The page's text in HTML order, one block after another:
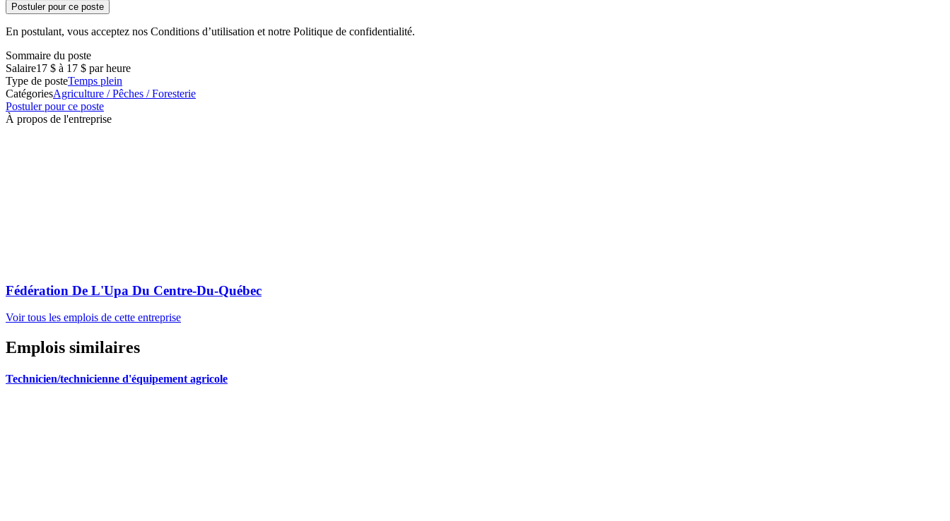
Postuler pour ce poste
En postulant, vous acceptez nos Conditions d’utilisation et notre Politique de confidentialité.
Sommaire du poste
Salaire17 $ à 17 $ par heure
Type de posteTemps plein
CatégoriesAgriculture / Pêches / Foresterie
Postuler pour ce poste
À propos de l'entreprise
Fédération De L'Upa Du Centre-Du-Québec
Voir tous les emplois de cette entreprise
Emplois similaires
Technicien/technicienne d'équipement agricole